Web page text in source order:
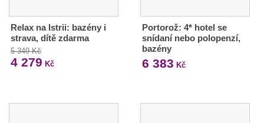
Relax na Istrii: bazény i
strava, dítě zdarma
5 349 Kč
4 279 Kč
Portorož: 4* hotel se
snídaní nebo polopenzí,
bazény
6 383 Kč